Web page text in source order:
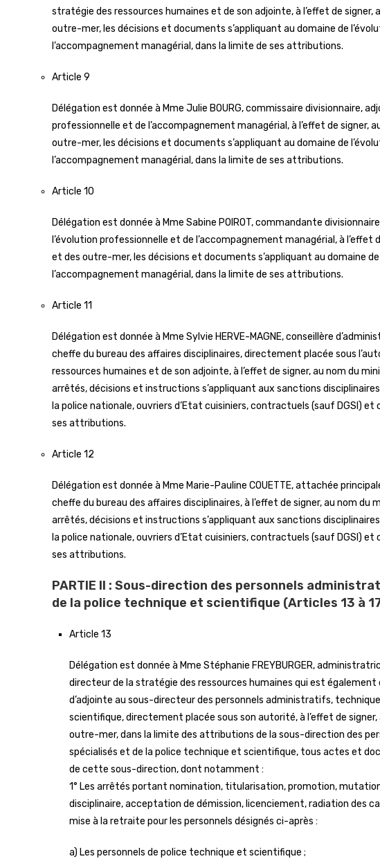
stratégie des ressources humaines et de son adjointe, à l’effet de signer,
outre-mer, les décisions et documents s’appliquant au domaine de
l’accompagnement managérial, dans la limite de ses attributions.
Article 9
Délégation est donnée à Mme Julie BOURG, commissaire divisionnaire,
professionnelle et de l’accompagnement managérial, à l’effet de signer,
outre-mer, les décisions et documents s’appliquant au domaine de
l’accompagnement managérial, dans la limite de ses attributions.
Article 10
Délégation est donnée à Mme Sabine POIROT, commandante
l’évolution professionnelle et de l’accompagnement managérial, à l’effet
et des outre-mer, les décisions et documents s’appliquant au domaine
l’accompagnement managérial, dans la limite de ses attributions.
Article 11
Délégation est donnée à Mme Sylvie HERVE-MAGNE, conseillère
cheffe du bureau des affaires disciplinaires, directement placée sous
ressources humaines et de son adjointe, à l’effet de signer, au nom du
arrêtés, décisions et instructions s’appliquant aux sanctions
la police nationale, ouvriers d’Etat cuisiniers, contractuels (sauf DGSI)
ses attributions.
Article 12
Délégation est donnée à Mme Marie-Pauline COUETTE, attachée
cheffe du bureau des affaires disciplinaires, à l’effet de signer, au nom du
arrêtés, décisions et instructions s’appliquant aux sanctions
la police nationale, ouvriers d’Etat cuisiniers, contractuels (sauf DGSI)
ses attributions.
PARTIE II : Sous-direction des personnels
de la police technique et scientifique (Articles 13 à
Article 13
Délégation est donnée à Mme Stéphanie FREYBURGER,
directeur de la stratégie des ressources humaines qui est
d’adjointe au sous-directeur des personnels administratifs,
scientifique, directement placée sous son autorité, à l’effet de
outre-mer, dans la limite des attributions de la sous-direction des
spécialisés et de la police technique et scientifique, tous actes et
de cette sous-direction, dont notamment :
1° Les arrêtés portant nomination, titularisation, promotion,
disciplinaire, acceptation de démission, licenciement, radiation des
mise à la retraite pour les personnels désignés ci-après :
a) Les personnels de police technique et scientifique ;